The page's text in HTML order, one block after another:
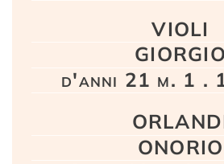
VIOLI
GIORGIO
d'anni 21 m. 1 .
ONORIO